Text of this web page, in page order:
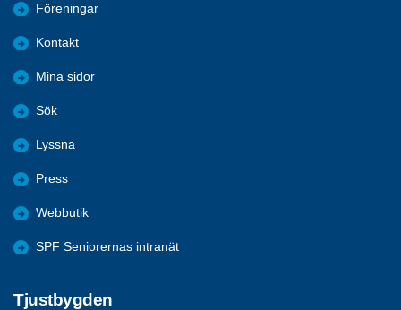
Föreningar
Kontakt
Mina sidor
Sök
Lyssna
Press
Webbutik
SPF Seniorernas intranät
Tjustbygden